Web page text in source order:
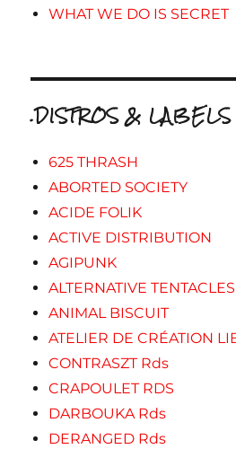
WHAT WE DO IS SECRET
.DISTROS & LABELS
625 THRASH
ABORTED SOCIETY
ACIDE FOLIK
ACTIVE DISTRIBUTION
AGIPUNK
ALTERNATIVE TENTACLES
ANIMAL BISCUIT
ATELIER DE CRÉATION
CONTRASZT Rds
CRAPOULET RDS
DARBOUKA Rds
DERANGED Rds